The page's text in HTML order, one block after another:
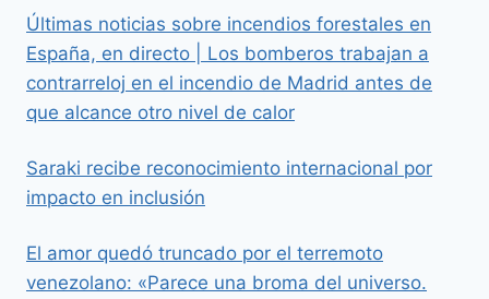
Últimas noticias sobre incendios forestales en
España, en directo | Los bomberos trabajan a
contrarreloj en el incendio de Madrid antes de
que alcance otro nivel de calor
Saraki recibe reconocimiento internacional por
impacto en inclusión
El amor quedó truncado por el terremoto
venezolano: «Parece una broma del universo.